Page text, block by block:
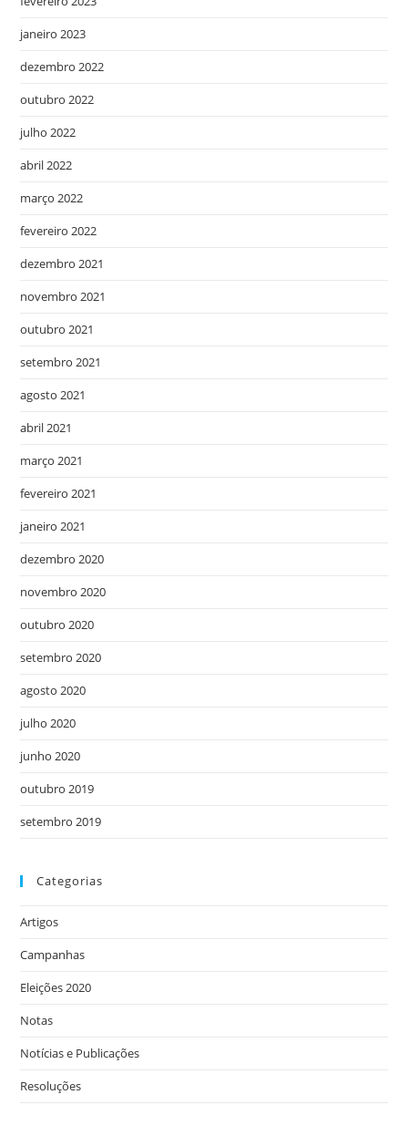
janeiro 2023
dezembro 2022
outubro 2022
julho 2022
abril 2022
março 2022
fevereiro 2022
dezembro 2021
novembro 2021
outubro 2021
setembro 2021
agosto 2021
abril 2021
março 2021
fevereiro 2021
janeiro 2021
dezembro 2020
novembro 2020
outubro 2020
setembro 2020
agosto 2020
julho 2020
junho 2020
outubro 2019
setembro 2019
Categorias
Artigos
Campanhas
Eleições 2020
Notas
Notícias e Publicações
Resoluções